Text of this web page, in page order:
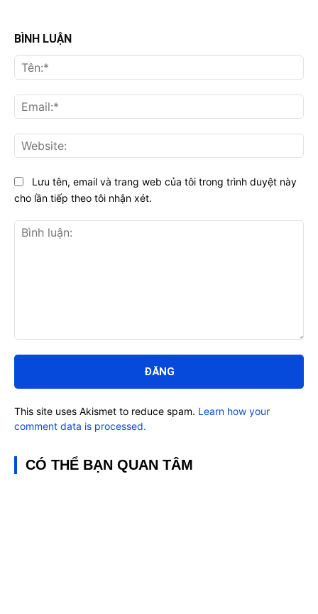
BÌNH LUẬN
luận:
Lưu tên, email và trang web của tôi trong trình duyệt này
cho lần tiếp theo tôi nhận xét.
This site uses Akismet to reduce spam. Learn how your
comment data is processed.
CÓ THỂ BẠN QUAN TÂM